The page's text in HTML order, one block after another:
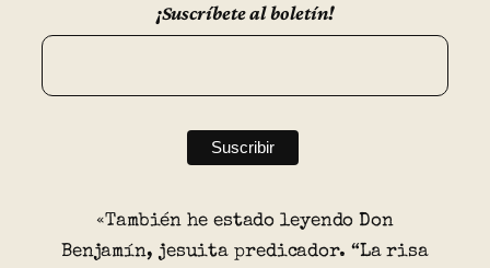
¡Suscríbete al boletín!
«También he estado leyendo Don
Benjamín, jesuita predicador. “La risa